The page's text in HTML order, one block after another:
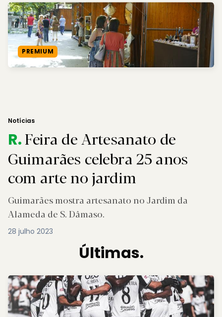
PREMIUM
Notícias
R.Feira de Artesanato de
Guimarães celebra 25 anos
com arte no jardim
Guimarães mostra artesanato no Jardim da
Alameda de S. Dâmaso.
28 julho 2023
Últimas.